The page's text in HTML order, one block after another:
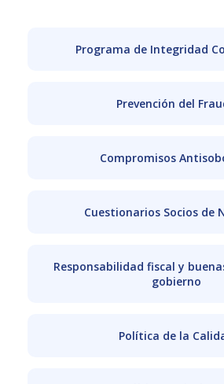
Programa de Integridad
Prevención del
Compromisos
Cuestionarios Socios de
Responsabilidad fiscal y
gobierno
Política de la